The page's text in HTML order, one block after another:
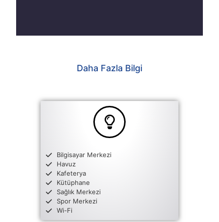
Daha Fazla Bilgi
Bilgisayar Merkezi
Havuz
Kafeterya
Kütüphane
Sağlık Merkezi
Spor Merkezi
Wi-Fi